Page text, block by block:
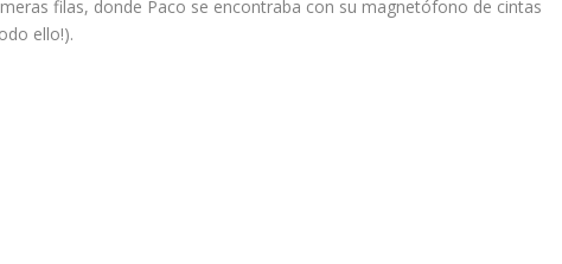
filas, donde Paco se encontraba con su magnetófono de cintas
ello!).